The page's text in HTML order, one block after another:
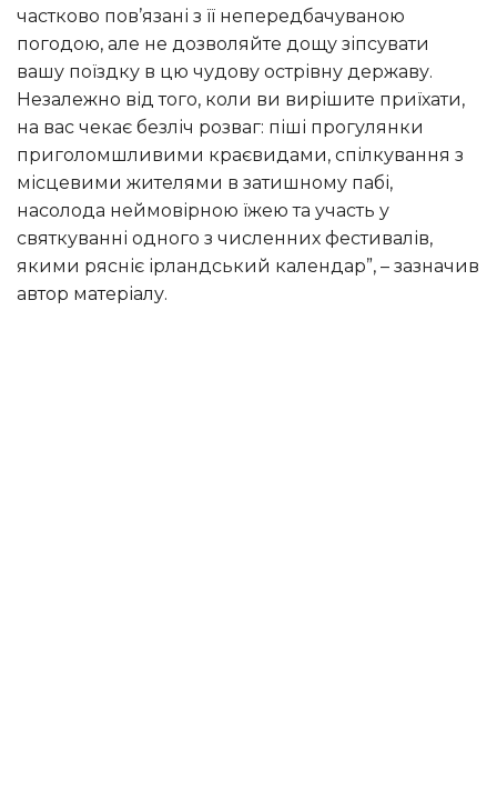
частково пов’язані з її непередбачуваною
погодою, але не дозволяйте дощу зіпсувати
вашу поїздку в цю чудову острівну державу.
Незалежно від того, коли ви вирішите приїхати,
на вас чекає безліч розваг: піші прогулянки
приголомшливими краєвидами, спілкування з
місцевими жителями в затишному пабі,
насолода неймовірною їжею та участь у
святкуванні одного з численних фестивалів,
якими рясніє ірландський календар”, – зазначив
автор матеріалу.